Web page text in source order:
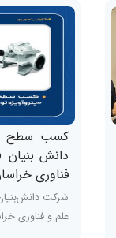
دانش بنیان
فناوری
شرکت
علم و فناوری